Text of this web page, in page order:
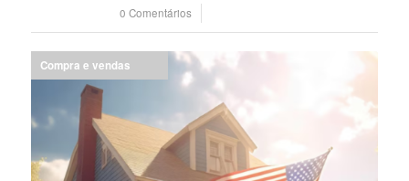
0 Comentários
/
Compra e vendas